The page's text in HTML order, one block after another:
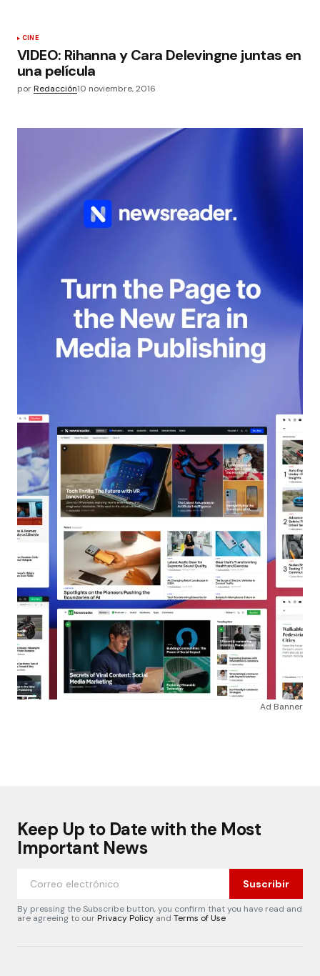
CINE
VIDEO: Rihanna y Cara Delevingne juntas en
una película
porRedacción10 noviembre, 2016
Ad Banner
Keep Up to Date with the Most
Important News
Suscribir
By pressing the Subscribe button, you confirm that you have read and
are agreeing to ourPrivacy Policy and Terms of Use